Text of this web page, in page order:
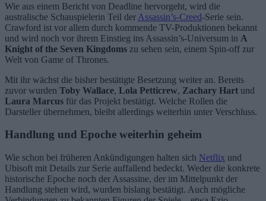
Wie aus einem Bericht von Deadline hervorgeht, wird die
australische Schauspielerin Teil der Assassin’s-Creed-Serie sein.
Crawford ist vor allem durch kommende TV-Produktionen bekannt
und wird noch vor ihrem Einstieg ins Assassin’s-Universum in A
Knight of the Seven Kingdoms zu sehen sein, einem Spin-off zur
Welt von Game of Thrones.
Mit ihr wächst die bisher bestätigte Besetzung weiter an. Bereits
zuvor wurden Toby Wallace, Lola Petticrew, Zachary Hart und
Laura Marcus für das Projekt bestätigt. Welche Rollen die
Darsteller übernehmen, bleibt allerdings weiterhin unter Verschluss.
Handlung und Epoche weiterhin geheim
Wie schon bei früheren Ankündigungen halten sich Netflix und
Ubisoft mit Details zur Serie auffallend bedeckt. Weder die konkrete
historische Epoche noch der Assassine, der im Mittelpunkt der
Handlung stehen wird, wurden bislang bestätigt. Auch mögliche